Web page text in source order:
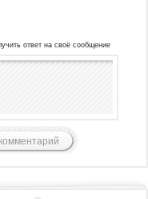
ответ на своё сообщение